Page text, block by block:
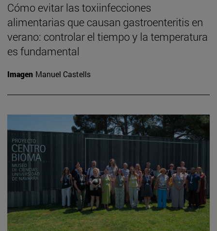
Cómo evitar las toxiinfecciones
alimentarias que causan gastroenteritis en
verano: controlar el tiempo y la temperatura
es fundamental
Imagen Manuel Castells